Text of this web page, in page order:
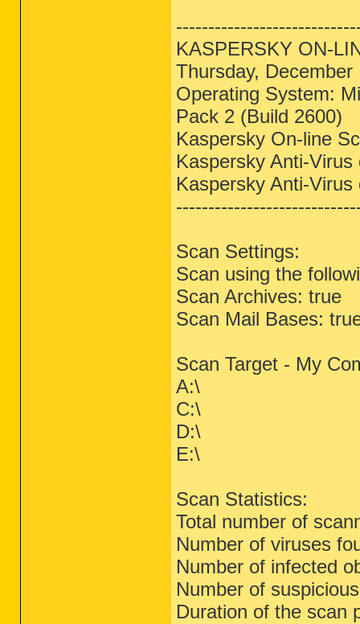
KASPERSKY ON-
Thursday,
Operating System:
Pack 2 (Build 2600)
Kaspersky On-line
Kaspersky Anti-
Kaspersky Anti-
Scan Settings:
Scan using the
Scan Archives: true
Scan Mail Bases:
Scan Target - My
A:\
C:\
D:\
E:\
Scan Statistics:
Total number of
Number of viruses
Number of infected
Number of
Duration of the scan